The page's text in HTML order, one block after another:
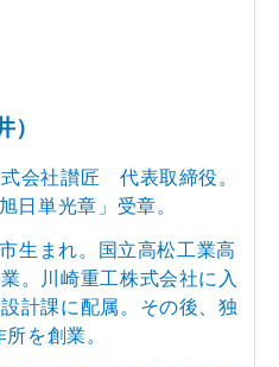
会社讃匠 代表取締役。
日単光章」受章。
生まれ。国立高松工業高
。川崎重工株式会社に入
計課に配属。その後、独
を創業。